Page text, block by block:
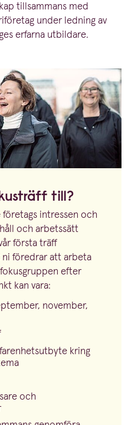
tillsammans med
under ledning av
erfarna utbildare.
till?
företags intressen och
och arbetssätt
första träff
föredrar att arbeta
efter
kan vara:
november,
kring
och